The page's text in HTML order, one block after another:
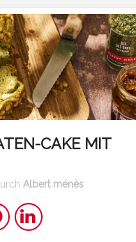
CAKE MIT
Albert ménès